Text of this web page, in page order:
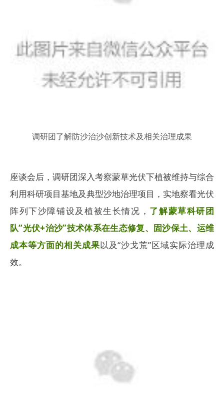
调研团了解防沙治沙创新技术及相关治理成果
座谈会后，调研团深入考察蒙草光伏下植被维持与综合
利用科研项目基地及典型沙地治理项目，实地察看光伏
阵列下沙障铺设及植被生长情况， 了解蒙草科研团
队“光伏+治沙”技术体系在生态修复、固沙保土、运维
成本等方面的相关成果以及“沙戈荒”区域实际治理成
效。